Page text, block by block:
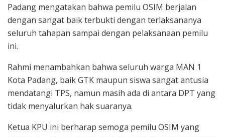
Padang mengatakan bahwa pemilu OSIM berjalan
dengan sangat baik terbukti dengan terlaksananya
seluruh tahapan sampai dengan pelaksanaan pemilu
ini.
Rahmi menambahkan bahwa seluruh warga MAN 1
Kota Padang, baik GTK maupun siswa sangat antusia
mendatangi TPS, namun masih ada di antara DPT yang
tidak menyalurkan hak suaranya.
Ketua KPU ini berharap semoga pemilu OSIM yang